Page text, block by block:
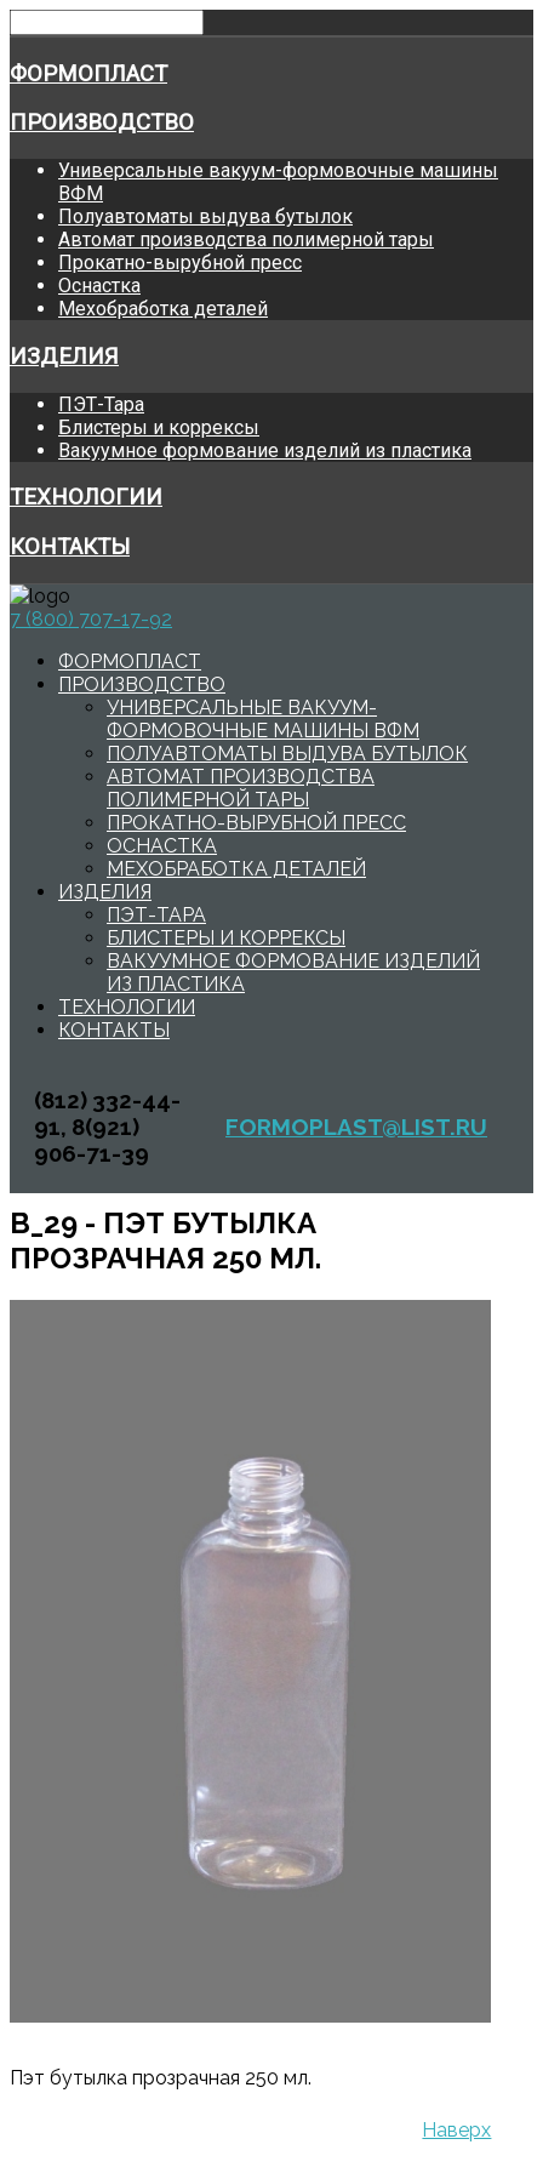
ФОРМОПЛАСТ
ПРОИЗВОДСТВО
Универсальные вакуум-формовочные машины
ВФМ
Полуавтоматы выдува бутылок
Автомат производства полимерной тары
Прокатно-вырубной пресс
Оснастка
Мехобработка деталей
ИЗДЕЛИЯ
ПЭТ-Тара
Блистеры и коррексы
Вакуумное формование изделий из пластика
ТЕХНОЛОГИИ
КОНТАКТЫ
7 (800) 707-17-92
ФОРМОПЛАСТ
ПРОИЗВОДСТВО
УНИВЕРСАЛЬНЫЕ ВАКУУМ-
ФОРМОВОЧНЫЕ МАШИНЫ ВФМ
ПОЛУАВТОМАТЫ ВЫДУВА БУТЫЛОК
АВТОМАТ ПРОИЗВОДСТВА
ПОЛИМЕРНОЙ ТАРЫ
ПРОКАТНО-ВЫРУБНОЙ ПРЕСС
ОСНАСТКА
МЕХОБРАБОТКА ДЕТАЛЕЙ
ИЗДЕЛИЯ
ПЭТ-ТАРА
БЛИСТЕРЫ И КОРРЕКСЫ
ВАКУУМНОЕ ФОРМОВАНИЕ ИЗДЕЛИЙ
ИЗ ПЛАСТИКА
ТЕХНОЛОГИИ
КОНТАКТЫ
(812) 332-44-
91, 8(921)
906-71-39
FORMOPLAST@LIST.RU
B_29 - ПЭТ БУТЫЛКА
ПРОЗРАЧНАЯ 250 МЛ.
Пэт бутылка прозрачная 250 мл.
Наверх